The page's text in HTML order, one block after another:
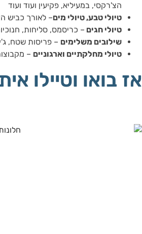
הצ'רקסי, במעיליא, פקיעין ועוד ועוד
טיולי טבע, טיולי מים– לאורך כביש
טיולי חגים – כריסמס, סליחות,
שילובים משלימים – פריסות שטח,
טיולי מחלקתיים וארגוניים –
אז בואו וטיילו